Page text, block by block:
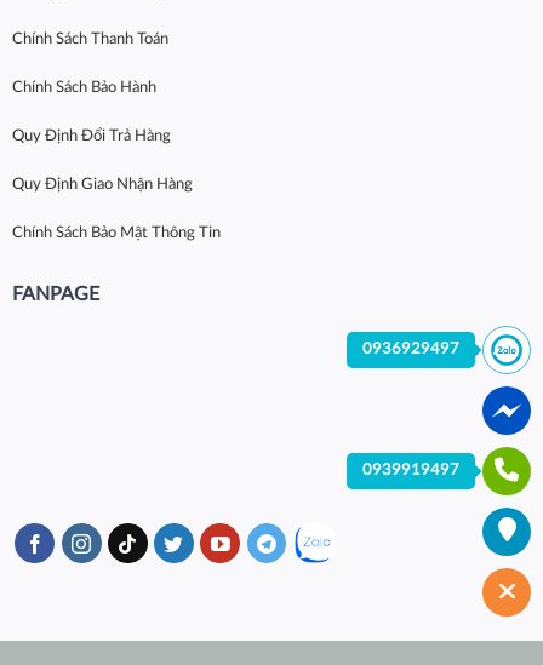
Chính Sách Thanh Toán
Chính Sách Bảo Hành
Quy Định Đổi Trả Hàng
Quy Định Giao Nhận Hàng
Chính Sách Bảo Mật Thông Tin
FANPAGE
0936929497
0939919497